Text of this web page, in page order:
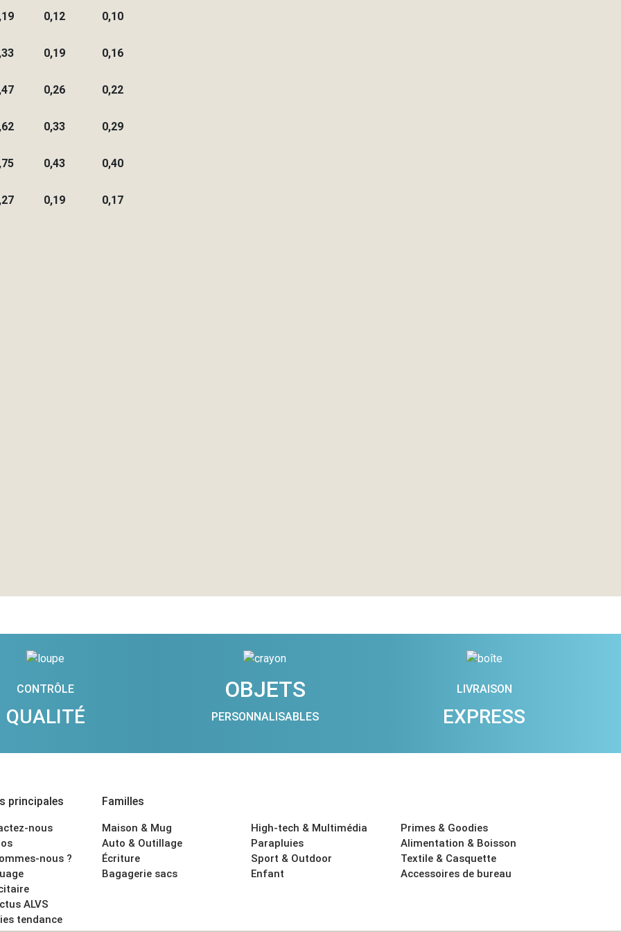
0,12 0,10
0,19 0,16
0,26 0,22
0,33 0,29
0,43 0,40
0,19 0,17
CONTRÔLE
QUALITÉ
OBJETS
PERSONNALISABLES
LIVRAISON
EXPRESS
principales
nous
nous ?
ALVS
tendance
Familles
Maison & Mug
Auto & Outillage
Écriture
Bagagerie sacs
High-tech & Multimédia
Parapluies
Sport & Outdoor
Enfant
Primes & Goodies
Alimentation & Boisson
Textile & Casquette
Accessoires de bureau